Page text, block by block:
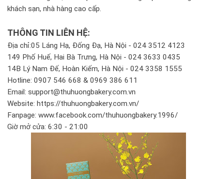
khách sạn, nhà hàng cao cấp.
THÔNG TIN LIÊN HỆ:
Địa chỉ:05 Láng Hạ, Đống Đạ, Hà Nội - 024 3512 4123
149 Phố Huế, Hai Bà Trưng, Hà Nội - 024 3633 0435
14B Lý Nam Đế, Hoàn Kiếm, Hà Nội - 024 3358 1555
Hotline: 0907 546 668 & 0969 386 611
Email: support@thuhuongbakery.com.vn
Website: https://thuhuongbakery.com.vn/
Fanpage: www.facebook.com/thuhuongbakery.1996/
Giờ mở cửa: 6:30 - 21:00